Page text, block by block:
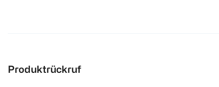
Produktrückruf